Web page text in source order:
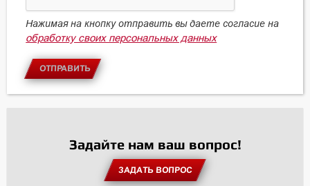
Нажимая на кнопку отправить вы даете согласие на
обработку своих персональных данных
ОТПРАВИТЬ
Задайте нам ваш вопрос!
ЗАДАТЬ ВОПРОС